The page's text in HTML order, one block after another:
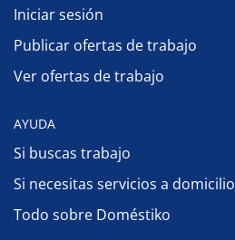
Iniciar sesión
Publicar ofertas de trabajo
Ver ofertas de trabajo
AYUDA
Si buscas trabajo
Si necesitas servicios a domicilio
Todo sobre Doméstiko